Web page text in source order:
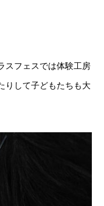
スフェスでは体験工房
りして子どもたちも大